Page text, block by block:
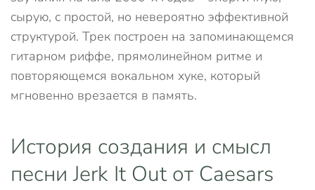
сырую, с простой, но невероятно эффективной
структурой. Трек построен на запоминающемся
гитарном риффе, прямолинейном ритме и
повторяющемся вокальном хуке, который
мгновенно врезается в память.
История создания и смысл
песни Jerk It Out от Caesars